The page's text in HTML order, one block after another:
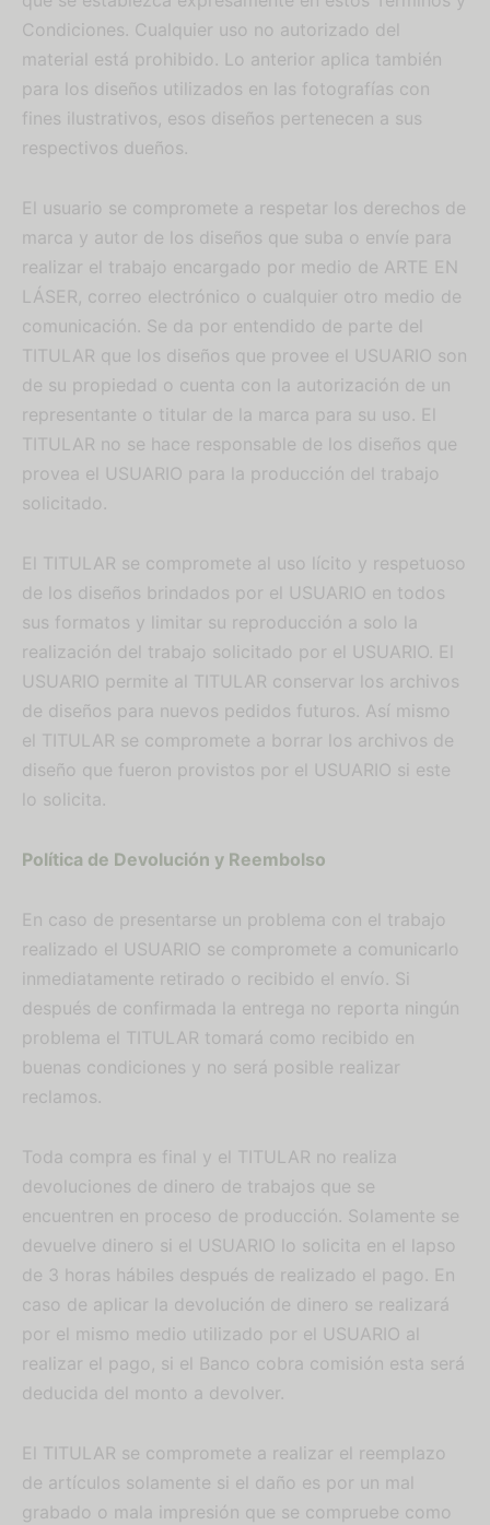
Condiciones. Cualquier uso no autorizado del
material está prohibido. Lo anterior aplica también
para los diseños utilizados en las fotografías con
fines ilustrativos, esos diseños pertenecen a sus
respectivos dueños.
El usuario se compromete a respetar los derechos de
marca y autor de los diseños que suba o envíe para
realizar el trabajo encargado por medio de ARTE EN
LÁSER, correo electrónico o cualquier otro medio de
comunicación. Se da por entendido de parte del
TITULAR que los diseños que provee el USUARIO son
de su propiedad o cuenta con la autorización de un
representante o titular de la marca para su uso. El
TITULAR no se hace responsable de los diseños que
provea el USUARIO para la producción del trabajo
solicitado.
El TITULAR se compromete al uso lícito y respetuoso
de los diseños brindados por el USUARIO en todos
sus formatos y limitar su reproducción a solo la
realización del trabajo solicitado por el USUARIO. El
USUARIO permite al TITULAR conservar los archivos
de diseños para nuevos pedidos futuros. Así mismo
el TITULAR se compromete a borrar los archivos de
diseño que fueron provistos por el USUARIO si este
lo solicita.
Política de Devolución y Reembolso
En caso de presentarse un problema con el trabajo
realizado el USUARIO se compromete a comunicarlo
inmediatamente retirado o recibido el envío. Si
después de confirmada la entrega no reporta ningún
problema el TITULAR tomará como recibido en
buenas condiciones y no será posible realizar
reclamos.
Toda compra es final y el TITULAR no realiza
devoluciones de dinero de trabajos que se
encuentren en proceso de producción. Solamente se
devuelve dinero si el USUARIO lo solicita en el lapso
de 3 horas hábiles después de realizado el pago. En
caso de aplicar la devolución de dinero se realizará
por el mismo medio utilizado por el USUARIO al
realizar el pago, si el Banco cobra comisión esta será
deducida del monto a devolver.
El TITULAR se compromete a realizar el reemplazo
de artículos solamente si el daño es por un mal
grabado o mala impresión que se compruebe como